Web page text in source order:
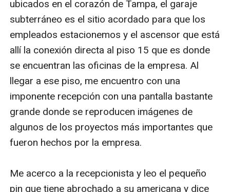
ubicados en el corazón de Tampa, el garaje
subterráneo es el sitio acordado para que los
empleados estacionemos y el ascensor que está
allí la conexión directa al piso 15 que es donde
se encuentran las oficinas de la empresa. Al
llegar a ese piso, me encuentro con una
imponente recepción con una pantalla bastante
grande donde se reproducen imágenes de
algunos de los proyectos más importantes que
fueron hechos por la empresa.
Me acerco a la recepcionista y leo el pequeño
pin que tiene abrochado a su americana y dice